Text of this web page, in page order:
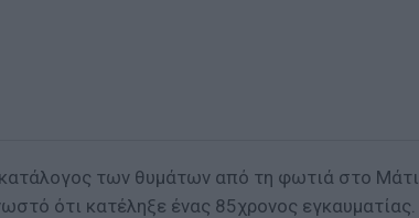
των θυμάτων από τη φωτιά στο Μάτι
ότι κατέληξε ένας 85χρονος εγκαυματίας.